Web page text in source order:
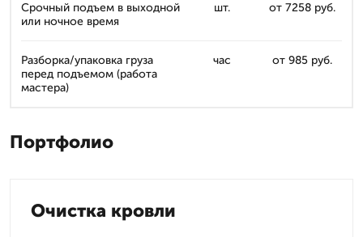
Срочный подъем в выходной
или ночное время
шт. от 7258 руб.
Разборка/упаковка груза
перед подъемом (работа
мастера)
час от 985 руб.
Портфолио
Очистка кровли